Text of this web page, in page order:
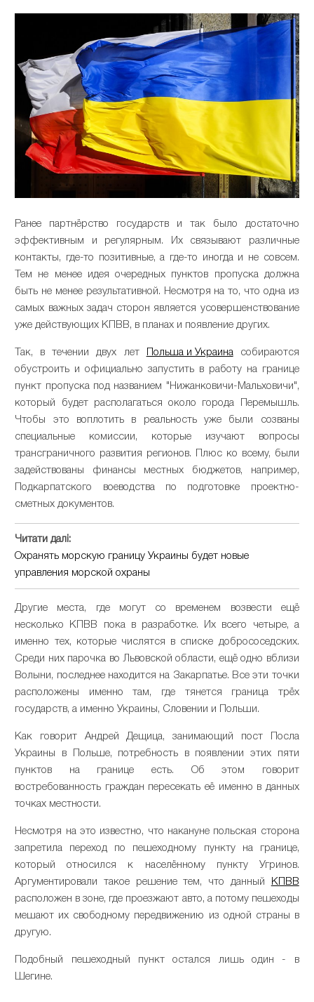
Ранее партнёрство государств и так было достаточно
эффективным и регулярным. Их связывают различные
контакты, где-то позитивные, а где-то иногда и не совсем.
Тем не менее идея очередных пунктов пропуска должна
быть не менее результативной. Несмотря на то, что одна из
самых важных задач сторон является усовершенствование
уже действующих КПВВ, в планах и появление других.
Так, в течении двух лет Польша и Украина собираются
обустроить и официально запустить в работу на границе
пункт пропуска под названием "Нижанковичи-Мальховичи",
который будет располагаться около города Перемышль.
Чтобы это воплотить в реальность уже были созваны
специальные комиссии, которые изучают вопросы
трансграничного развития регионов. Плюс ко всему, были
задействованы финансы местных бюджетов, например,
Подкарпатского воеводства по подготовке проектно-
сметных документов.
Читати далі:
Охранять морскую границу Украины будет новые
управления морской охраны
Другие места, где могут со временем возвести ещё
несколько КПВВ пока в разработке. Их всего четыре, а
именно тех, которые числятся в списке добрососедских.
Среди них парочка во Львовской области, ещё одно вблизи
Волыни, последнее находится на Закарпатье. Все эти точки
расположены именно там, где тянется граница трёх
государств, а именно Украины, Словении и Польши.
Как говорит Андрей Дещица, занимающий пост Посла
Украины в Польше, потребность в появлении этих пяти
пунктов на границе есть. Об этом говорит
востребованность граждан пересекать её именно в данных
точках местности.
Несмотря на это известно, что накануне польская сторона
запретила переход по пешеходному пункту на границе,
который относился к населённому пункту Угринов.
Аргументировали такое решение тем, что данный
КПВВ
расположен в зоне, где проезжают авто, а потому пешеходы
мешают их свободному передвижению из одной страны в
другую.
Подобный пешеходный пункт остался лишь один - в
Шегине.